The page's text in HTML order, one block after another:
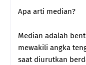
Apa arti median?
Median adalah
mewakili angka
saat diurutkan